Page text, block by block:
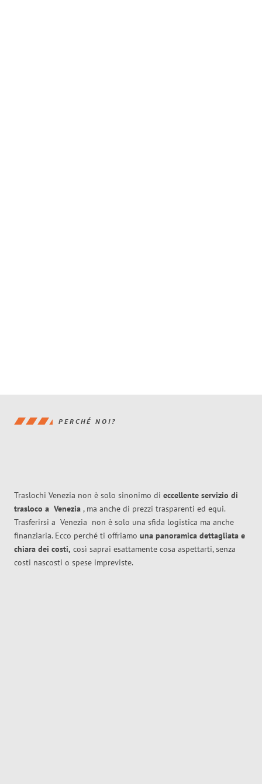
PERCHÉ NOI?
Traslochi Venezia non è solo sinonimo di eccellente servizio di
trasloco a Venezia , ma anche di prezzi trasparenti ed equi.
Trasferirsi a Venezia non è solo una sfida logistica ma anche
finanziaria. Ecco perché ti offriamo una panoramica dettagliata e
chiara dei costi, così saprai esattamente cosa aspettarti, senza
costi nascosti o spese impreviste.